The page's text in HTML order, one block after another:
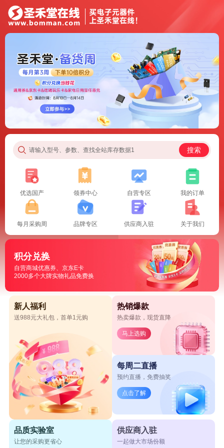
请输入型号、参数、查找全站库存数据1 搜索
优选国产 领券中心 自营专区 我的订单
每月采购周 品牌专区 供应商入驻 关于我们
积分兑换
自营商城优惠券、京东E卡
2000多个大牌实物礼品免费换
新人福利
送988元大礼包，首单1元购
热销爆款
热卖爆款，现货直降
马上选购
每周二直播
预约直播，免费抽奖
点击了解
品质实验室
让您的采购更省心
供应商入驻
一起做大市场份额